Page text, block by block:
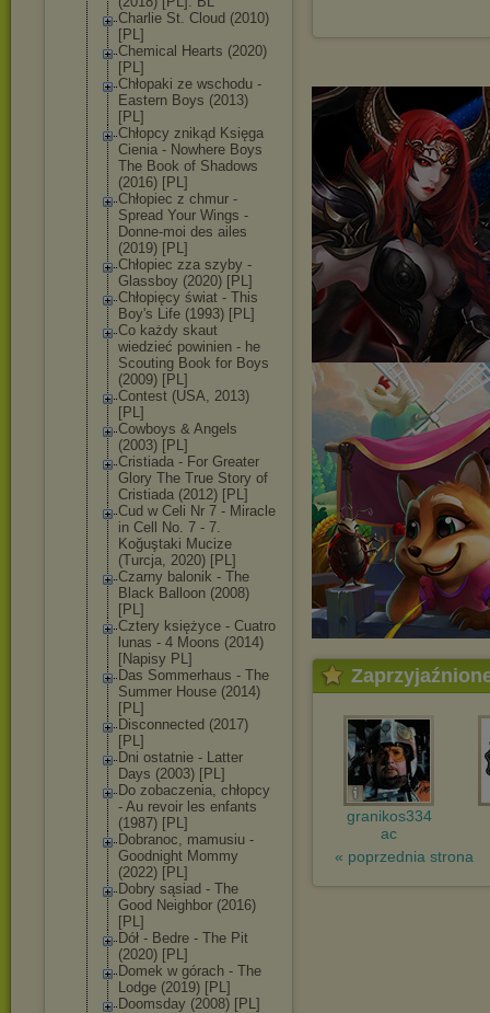
Charlie St. Cloud (2010)
[PL]
Chemical Hearts (2020)
[PL]
Chłopaki ze wschodu -
Eastern Boys (2013)
[PL]
Chłopcy znikąd Księga
Cienia - Nowhere Boys
The Book of Shadows
(2016) [PL]
Chłopiec z chmur -
Spread Your Wings -
Donne-moi des ailes
(2019) [PL]
Chłopiec zza szyby -
Glassboy (2020) [PL]
Chłopięcy świat - This
Boy's Life (1993) [PL]
Co każdy skaut
wiedzieć powinien - he
Scouting Book for Boys
(2009) [PL]
Contest (USA, 2013)
[PL]
Cowboys & Angels
(2003) [PL]
Cristiada - For Greater
Glory The True Story of
Cristiada (2012) [PL]
Cud w Celi Nr 7 - Miracle
in Cell No. 7 - 7.
Koğuştaki Mucize
(Turcja, 2020) [PL]
Czarny balonik - The
Black Balloon (2008)
[PL]
Cztery księżyce - Cuatro
lunas - 4 Moons (2014)
[Napisy PL]
Das Sommerhaus - The
Summer House (2014)
[PL]
Disconnected (2017)
[PL]
Dni ostatnie - Latter
Days (2003) [PL]
Do zobaczenia, chłopcy
- Au revoir les enfants
(1987) [PL]
Dobranoc, mamusiu -
Goodnight Mommy
(2022) [PL]
Dobry sąsiad - The
Good Neighbor (2016)
[PL]
Dół - Bedre - The Pit
(2020) [PL]
Domek w górach - The
Lodge (2019) [PL]
Doomsday (2008) [PL]
granikos334
ac
« poprzednia strona